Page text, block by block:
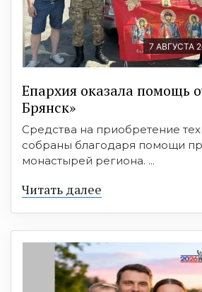
7 АВГУСТА
Епархия оказала помощь
Брянск»
Средства на приобретение
собраны благодаря помощи
монастырей региона. ...
Читать далее